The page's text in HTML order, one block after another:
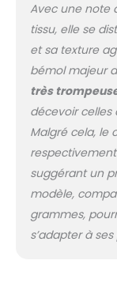
Avec une note
tissu, elle se
et sa texture
bémol majeur
très
décevoir
Malgré cela, le
suggérant un
modèle,
grammes,
s’adapter à